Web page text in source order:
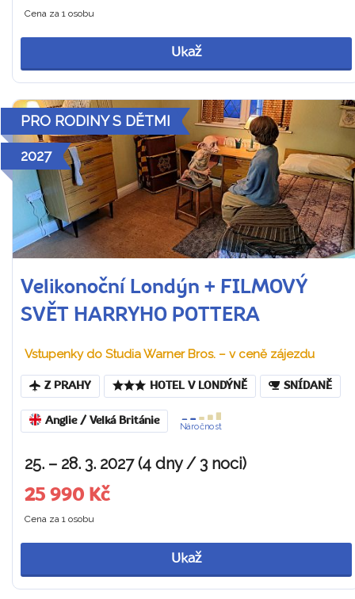
Cena za 1 osobu
Ukaž
PRO RODINY S DĚTMI
2027
Velikonoční Londýn + FILMOVÝ
SVĚT HARRYHO POTTERA
Vstupenky do Studia Warner Bros. – v ceně zájezdu
Z PRAHY HOTEL V LONDÝNĚ SNÍDANĚ
Anglie / Velká Británie
Náročnost
25. – 28. 3. 2027 (4 dny / 3 noci)
25 990 Kč
Cena za 1 osobu
Ukaž